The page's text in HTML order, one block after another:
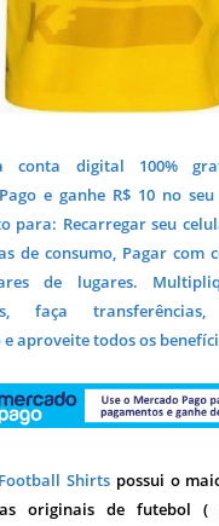
conta digital 100%
e ganhe R$ 10 no
para: Recarregar seu
de consumo, Pagar com
de lugares.
faça
aproveite todos os
Shirts possui o
originais de futebol (